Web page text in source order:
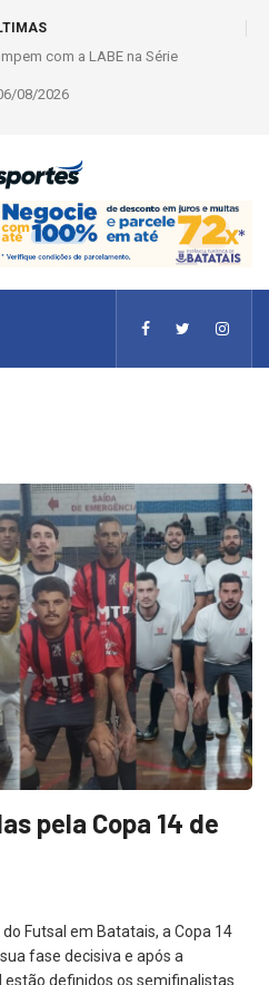
LABE na Série Ouro e entidade define
times e formato
08/2026
pela Copa 14 de
Futsal em Batatais, a Copa 14
fase decisiva e após a